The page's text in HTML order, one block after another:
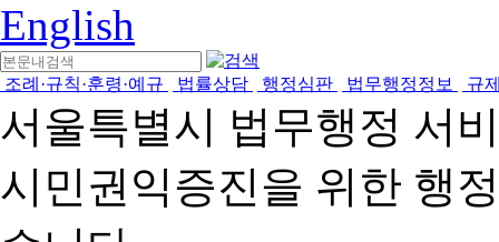
English
조례·규칙·훈령·예규 법률상담 행정심판 법무행정정보 규
서울특별시 법무행정 서
시민권익증진을 위한 행